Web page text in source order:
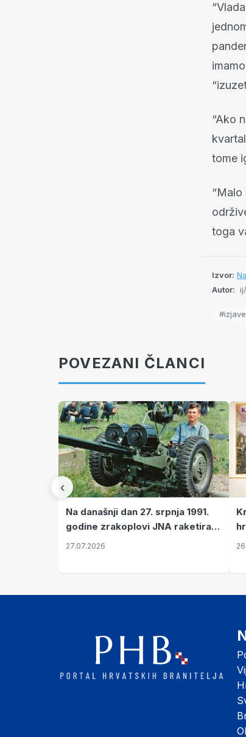
“Ako
tome
“Malo
toga
Izvor:
Autor:
#izjave
POVEZANI ČLANCI
‹
Na današnji dan 27. srpnja 1991.
godine zrakoplovi JNA raketirali
su vojarnu i obučni centar "Nikola
27.07.2026